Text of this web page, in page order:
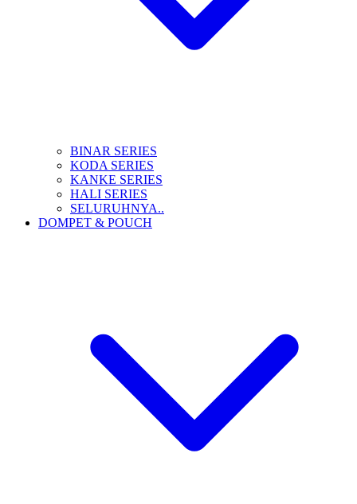
BINAR SERIES
KODA SERIES
KANKE SERIES
HALI SERIES
SELURUHNYA..
DOMPET & POUCH